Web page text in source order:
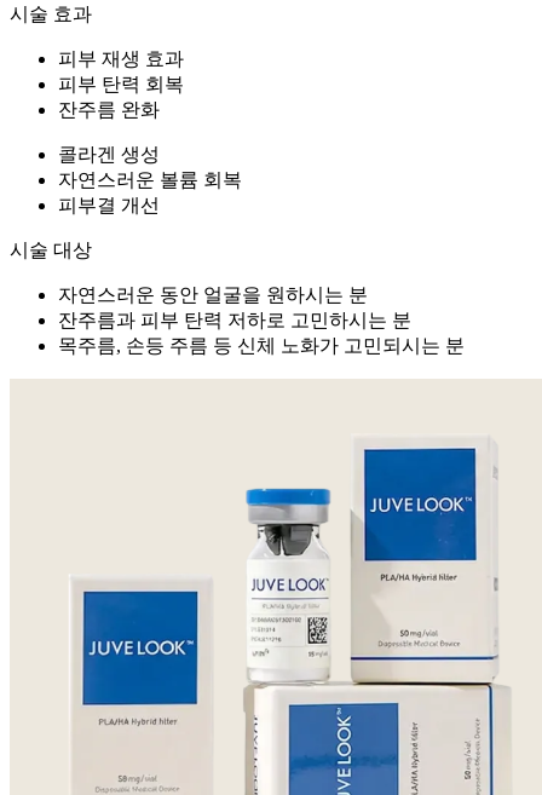
시술 효과
피부 재생 효과
피부 탄력 회복
잔주름 완화
콜라겐 생성
자연스러운 볼륨 회복
피부결 개선
시술 대상
자연스러운 동안 얼굴을 원하시는 분
잔주름과 피부 탄력 저하로 고민하시는 분
목주름, 손등 주름 등 신체 노화가 고민되시는 분